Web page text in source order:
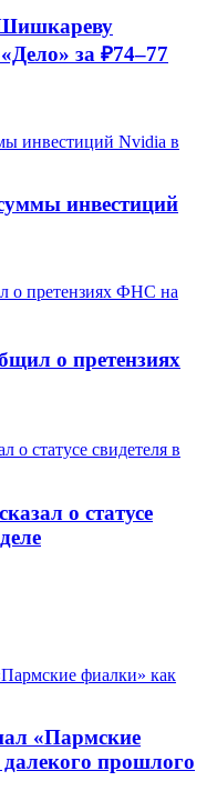
за ₽74–77
инвестиций
о претензиях
о статусе
«Пармские
прошлого